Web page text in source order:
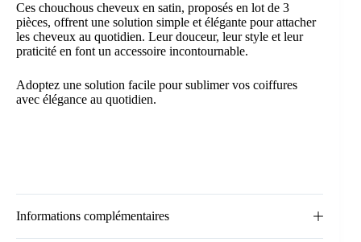
Ces chouchous cheveux en satin, proposés en lot de 3
pièces, offrent une solution simple et élégante pour attacher
les cheveux au quotidien. Leur douceur, leur style et leur
praticité en font un accessoire incontournable.
Adoptez une solution facile pour sublimer vos coiffures
avec élégance au quotidien.
Informations complémentaires